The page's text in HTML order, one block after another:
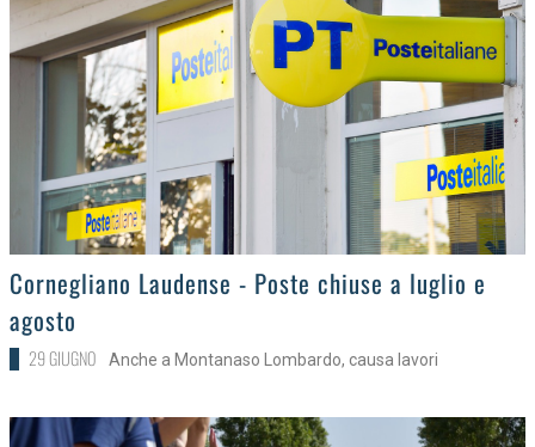
>
Cornegliano Laudense - Poste chiuse a luglio e
agosto
29 GIUGNO Anche a Montanaso Lombardo, causa lavori